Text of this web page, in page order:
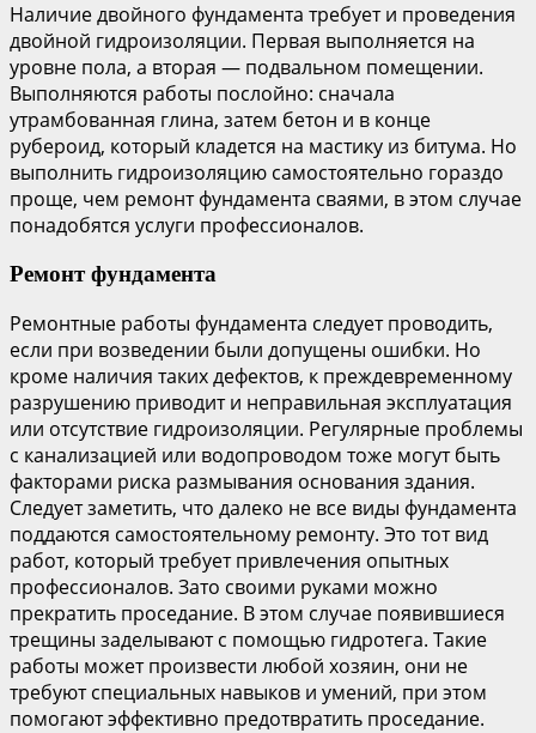
Наличие двойного фундамента требует и проведения
двойной гидроизоляции. Первая выполняется на
уровне пола, а вторая — подвальном помещении.
Выполняются работы послойно: сначала
утрамбованная глина, затем бетон и в конце
рубероид, который кладется на мастику из битума. Но
выполнить гидроизоляцию самостоятельно гораздо
проще, чем ремонт фундамента сваями, в этом случае
понадобятся услуги профессионалов.
Ремонт фундамента
Ремонтные работы фундамента следует проводить,
если при возведении были допущены ошибки. Но
кроме наличия таких дефектов, к преждевременному
разрушению приводит и неправильная эксплуатация
или отсутствие гидроизоляции. Регулярные проблемы
с канализацией или водопроводом тоже могут быть
факторами риска размывания основания здания.
Следует заметить, что далеко не все виды фундамента
поддаются самостоятельному ремонту. Это тот вид
работ, который требует привлечения опытных
профессионалов. Зато своими руками можно
прекратить проседание. В этом случае появившиеся
трещины заделывают с помощью гидротега. Такие
работы может произвести любой хозяин, они не
требуют специальных навыков и умений, при этом
помогают эффективно предотвратить проседание.